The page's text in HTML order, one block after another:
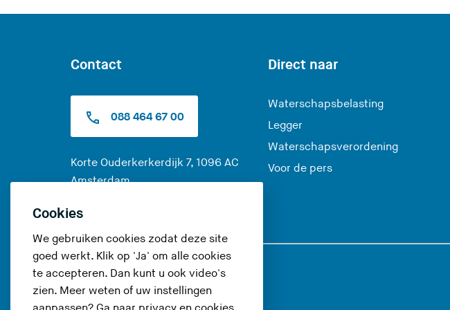
Cookies
We gebruiken cookies zodat deze site
goed werkt. Klik op 'Ja' om alle cookies
te accepteren. Dan kunt u ook video's
zien. Meer weten of uw instellingen
Contact
088 464 67 00
Korte Ouderkerkerdijk 7, 1096 AC
Amsterdam(
e
a
a
Direct naar
Waterschapsbelasting
Legger
Waterschapsverordening
Voor de pers
Volg ons op